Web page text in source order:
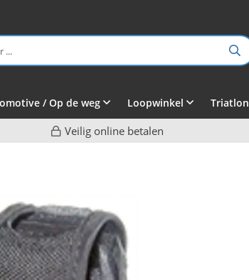
/ Op de weg Loopwinkel Triatlon
Veilig online betalen